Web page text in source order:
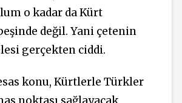
o kadar da Kürt
değil. Yani çetenin
gerçekten ciddi.
konu, Kürtlerle Türkler